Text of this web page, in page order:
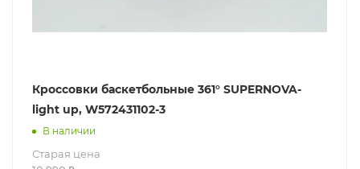
Кроссовки баскетбольные 361° SUPERNOVA-
light up, W572431102-3
В наличии
Старая цена